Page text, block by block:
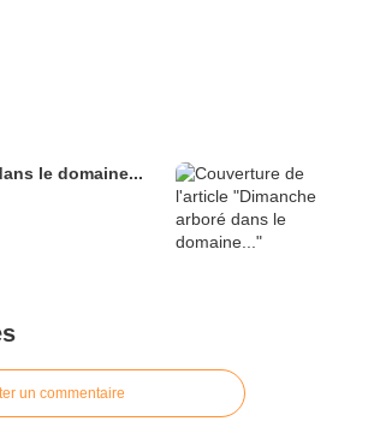
le domaine...
un commentaire